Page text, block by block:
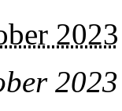
2023
2023